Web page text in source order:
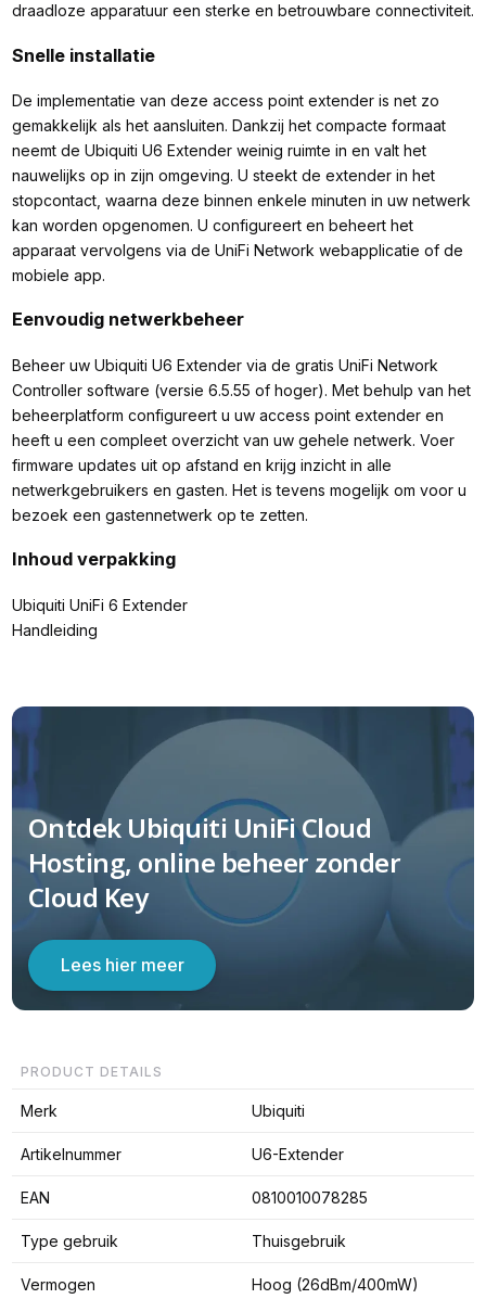
draadloze apparatuur een sterke en betrouwbare connectiviteit.
Snelle installatie
De implementatie van deze access point extender is net zo
gemakkelijk als het aansluiten. Dankzij het compacte formaat
neemt de Ubiquiti U6 Extender weinig ruimte in en valt het
nauwelijks op in zijn omgeving. U steekt de extender in het
stopcontact, waarna deze binnen enkele minuten in uw netwerk
kan worden opgenomen. U configureert en beheert het
apparaat vervolgens via de UniFi Network webapplicatie of de
mobiele app.
Eenvoudig netwerkbeheer
Beheer uw Ubiquiti U6 Extender via de gratis UniFi Network
Controller software (versie 6.5.55 of hoger). Met behulp van het
beheerplatform configureert u uw access point extender en
heeft u een compleet overzicht van uw gehele netwerk. Voer
firmware updates uit op afstand en krijg inzicht in alle
netwerkgebruikers en gasten. Het is tevens mogelijk om voor u
bezoek een gastennetwerk op te zetten.
Inhoud verpakking
Ubiquiti UniFi 6 Extender
Handleiding
Ontdek Ubiquiti UniFi Cloud
Hosting, online beheer zonder
Cloud Key
Lees hier meer
PRODUCT DETAILS
Merk Ubiquiti
Artikelnummer U6-Extender
EAN 0810010078285
Type gebruik Thuisgebruik
Vermogen Hoog (26dBm/400mW)